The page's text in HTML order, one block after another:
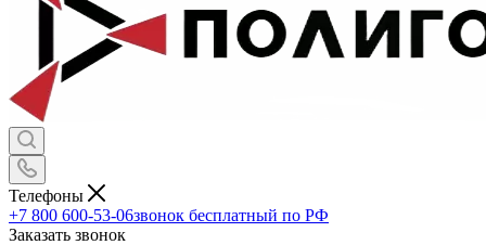
Телефоны
+7 800 600-53-06звонок бесплатный по РФ
Заказать звонок